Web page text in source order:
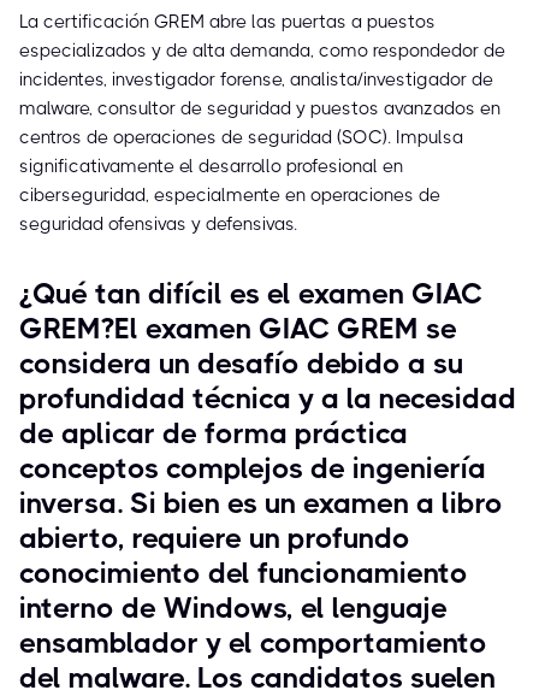
La certificación GREM abre las puertas a puestos
especializados y de alta demanda, como respondedor de
incidentes, investigador forense, analista/investigador de
malware, consultor de seguridad y puestos avanzados en
centros de operaciones de seguridad (SOC). Impulsa
significativamente el desarrollo profesional en
ciberseguridad, especialmente en operaciones de
seguridad ofensivas y defensivas.
¿Qué tan difícil es el examen GIAC
GREM?El examen GIAC GREM se
considera un desafío debido a su
profundidad técnica y a la necesidad
de aplicar de forma práctica
conceptos complejos de ingeniería
inversa. Si bien es un examen a libro
abierto, requiere un profundo
conocimiento del funcionamiento
interno de Windows, el lenguaje
ensamblador y el comportamiento
del malware. Los candidatos suelen